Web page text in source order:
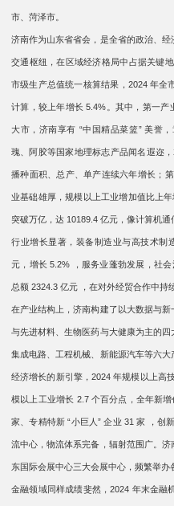
市、菏泽市‌。
济南作为山东省省会，是全省的政治、
交通枢纽，在区域经济格局中占据关键
市级生产总值统一核算结果，2024 年全
计算，较上年增长 5.4%。其中，第一产
大市，济南享有 “中国精品菜篮” 美誉
瑰、阿胶等国家地理标志产品闻名遐迩
播种面积、总产、单产连续六年增长；
业基础雄厚，规模以上工业增加值比上
突破万亿，达 10189.4 亿元，像计算机
行业增长显著，装备制造业与高技术制
元，增长 5.2% ，服务业蓬勃发展，社
总额 2324.3 亿元 ，在对外经贸合作中持
在产业结构上，济南构建了以大数据与
与先进材料、生物医药与大健康为主的四
集成电路、工程机械、新能源汽车等六
经济增长的新引擎，2024 年规模以上高
模以上工业增长 2.7 个百分点，全年新
家、专精特新 “小巨人” 企业 31 家 ，创
流中心，物流体系完备，辐射范围广。
东国际会展中心三大会展中心，频繁举办
金融领域同样成绩斐然，2024 年末金融